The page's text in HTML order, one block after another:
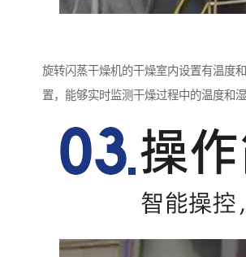
旋转闪蒸干燥机的干燥室内设置有温度
置，能够实时监测干燥过程中的温度和湿